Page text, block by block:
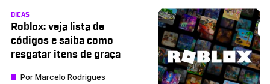
DICAS
Roblox: veja lista de
códigos e saiba como
resgatar itens de graça
PorMarcelo Rodrigues